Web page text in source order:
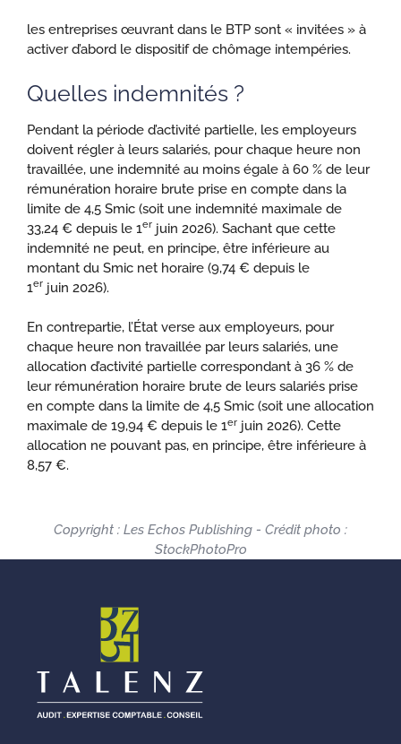
les entreprises œuvrant dans le BTP sont « invitées » à
activer d’abord le dispositif de chômage intempéries.
Quelles indemnités ?
Pendant la période d’activité partielle, les employeurs
doivent régler à leurs salariés, pour chaque heure non
travaillée, une indemnité au moins égale à 60 % de leur
rémunération horaire brute prise en compte dans la
limite de 4,5 Smic (soit une indemnité maximale de
33,24 € depuis le 1er juin 2026). Sachant que cette
indemnité ne peut, en principe, être inférieure au
montant du Smic net horaire (9,74 € depuis le
1er juin 2026).
En contrepartie, l’État verse aux employeurs, pour
chaque heure non travaillée par leurs salariés, une
allocation d’activité partielle correspondant à 36 % de
leur rémunération horaire brute de leurs salariés prise
en compte dans la limite de 4,5 Smic (soit une allocation
maximale de 19,94 € depuis le 1er juin 2026). Cette
allocation ne pouvant pas, en principe, être inférieure à
8,57 €.
Copyright : Les Echos Publishing - Crédit photo :
StockPhotoPro